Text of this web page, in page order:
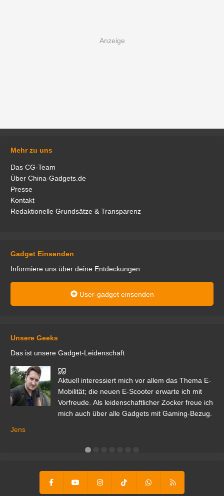
Mehr zu uns
Das CG-Team
Über China-Gadgets.de
Presse
Kontakt
Redaktionelle Grundsätze & Transparenz
Gadget Einsenden
Informiere uns über deine Entdeckungen
User-gadget einsenden
Unsere Geeks
Das ist unsere Gadget-Leidenschaft
Aktuell interessiert mich vor allem das Thema E-
Mobilität; die neuen E-Scooter erwarte ich mit
Vorfreude. Als leidenschaftlicher Zocker freue ich
mich auch über alle Gadgets mit Gaming-Bezug.
Jens